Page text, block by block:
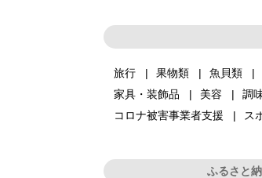
旅行 果物類 魚貝類
家具・装飾品
美容 調
コロナ被害事業者支援
ス
ふるさと